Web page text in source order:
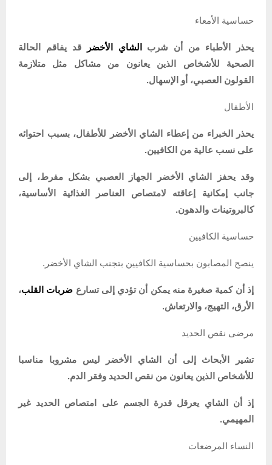
حساسية الأمعاء
يحذر الأطباء من أن شرب الشاي الأخضر
قد يفاقم الحالة
الصحية للأشخاص الذين يعانون من مشاكل مثل متلازمة
القولون العصبي، أو الإسهال.
الأطفال
يحذر الخبراء من إعطاء الشاي الأخضر للأطفال، بسبب احتوائه
على نسب عالية من الكافيين.
وقد يحفز الشاي الأخضر الجهاز العصبي بشكل مفرط، إلى
جانب إمكانية إعاقته لامتصاص العناصر الغذائية الأساسية،
كالبروتينات والدهون.
حساسية الكافيين
ينصح المصابون بحساسية الكافيين بتجنب الشاي الأخضر.
إذ أن كمية صغيرة منه يمكن أن تؤدي إلى تسارع ضربات القلب،
الأرق، التهيج، والارتعاش.
مرضى نقص الحديد
تشير الأبحاث إلى أن الشاي الأخضر ليس مشروبا مناسبا
للأشخاص الذين يعانون من نقص الحديد وفقر الدم.
إذ أن الشاي يعرقل قدرة الجسم على امتصاص الحديد غير
المهيمي.
النساء المرضعات